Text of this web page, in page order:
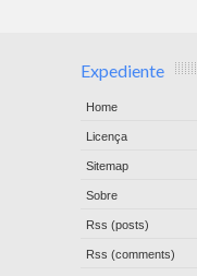
Expediente
Home
Licença
Sitemap
Sobre
Rss (posts)
Rss (comments)